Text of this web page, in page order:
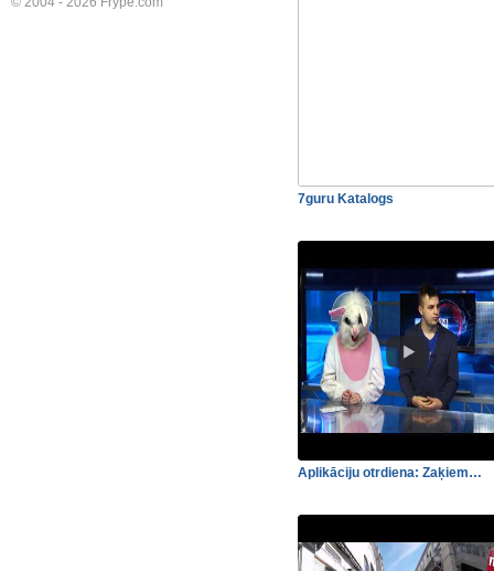
7guru Katalogs
Aplikāciju otrdiena: Zaķiem…